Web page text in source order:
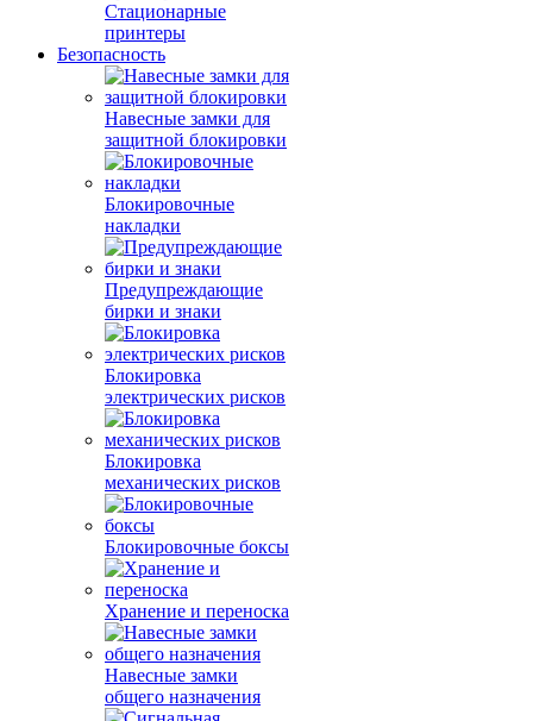
Стационарные
принтеры
Безопасность
Навесные замки для
защитной блокировки
Блокировочные
накладки
Предупреждающие
бирки и знаки
Блокировка
электрических рисков
Блокировка
механических рисков
Блокировочные боксы
Хранение и переноска
Навесные замки
общего назначения